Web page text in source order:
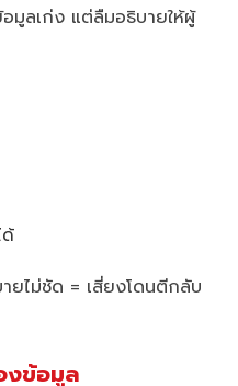
มูลเก่ง แต่ลืมอธิบายให้ผู้
ด้
ยไม่ชัด = เสี่ยงโดนตีกลับ
งข้อมูล